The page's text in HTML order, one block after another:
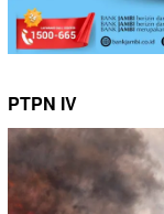
PTPN IV